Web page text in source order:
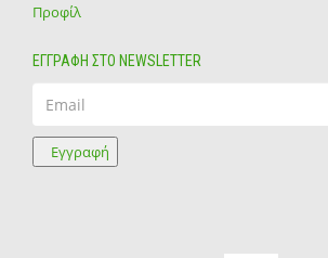
Προφίλ
ΕΓΓΡΑΦΗ ΣΤΟ NEWSLETTER
Εγγραφή